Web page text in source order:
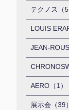
テクノス（5
LOUIS
JEAN-
AERO（1）
展示会（39）